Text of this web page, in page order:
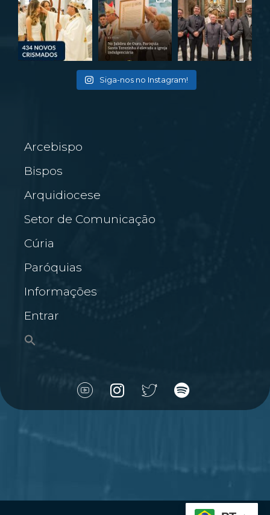
Siga-nos no Instagram!
Arcebispo
Bispos
Arquidiocese
Setor de Comunicação
Cúria
Paróquias
Informações
Entrar